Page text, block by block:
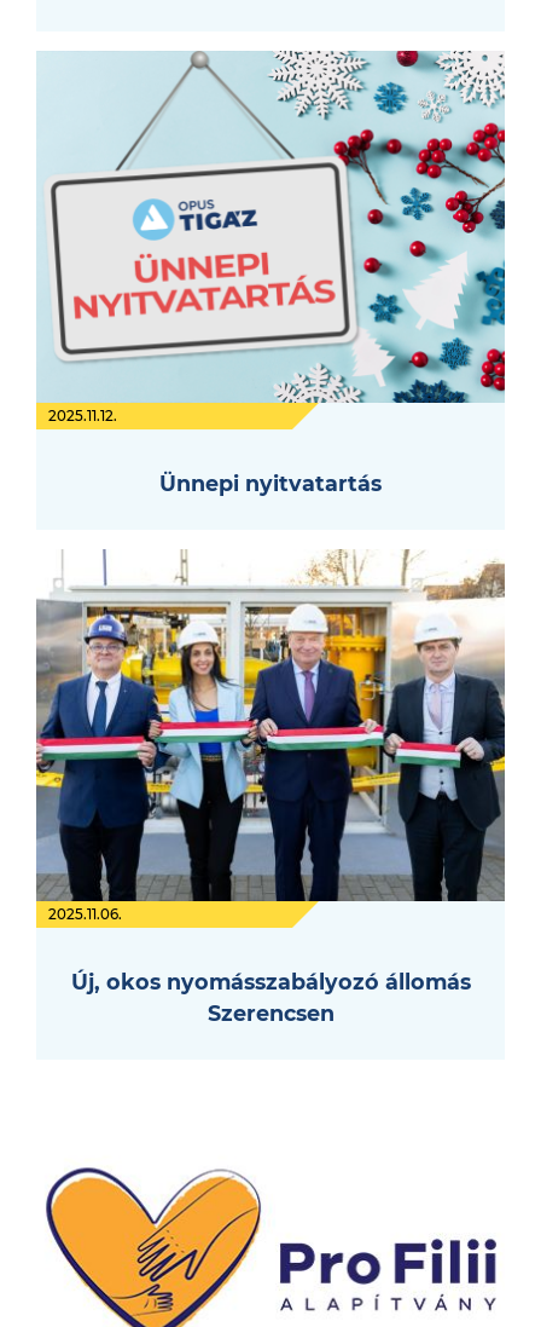
2025.11.12.
Ünnepi nyitvatartás
2025.11.06.
Új, okos nyomásszabályozó állomás
Szerencsen